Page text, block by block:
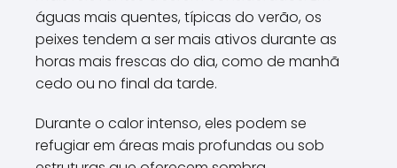
águas mais quentes, típicas do verão, os
peixes tendem a ser mais ativos durante as
horas mais frescas do dia, como de manhã
cedo ou no final da tarde.
Durante o calor intenso, eles podem se
refugiar em áreas mais profundas ou sob